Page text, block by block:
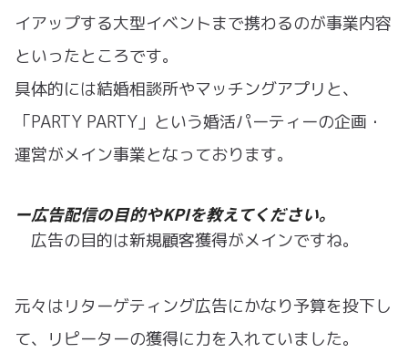
イアップする大型イベントまで携わるのが事業内容
といったところです。
具体的には結婚相談所やマッチングアプリと、
「PARTY PARTY」という婚活パーティーの企画・
運営がメイン事業となっております。
ー広告配信の目的やKPIを教えてください。
広告の目的は新規顧客獲得がメインですね。
元々はリターゲティング広告にかなり予算を投下し
て、リピーターの獲得に力を入れていました。